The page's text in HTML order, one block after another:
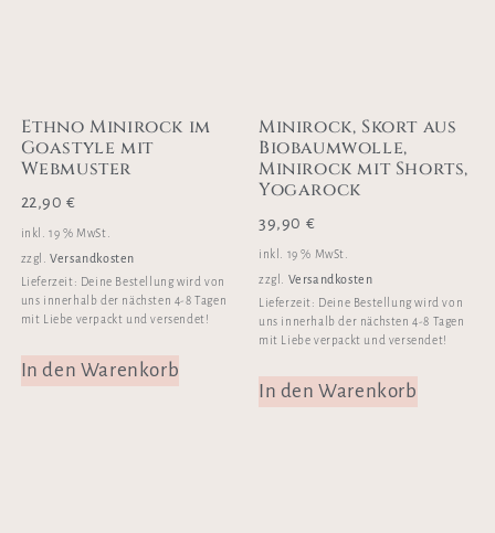
Ethno Minirock im
Goastyle mit
Webmuster
22,90€
inkl. 19 % MwSt.
zzgl.Versandkosten
Lieferzeit: Deine Bestellung wird von
uns innerhalb der nächsten 4-8 Tagen
mit Liebe verpackt und versendet!
In den Warenkorb
Minirock, Skort aus
Biobaumwolle,
Minirock mit Shorts,
Yogarock
39,90 €
inkl. 19 % MwSt.
zzgl. Versandkosten
Lieferzeit: Deine Bestellung wird von
uns innerhalb der nächsten 4-8 Tagen
mit Liebe verpackt und versendet!
In den Warenkorb